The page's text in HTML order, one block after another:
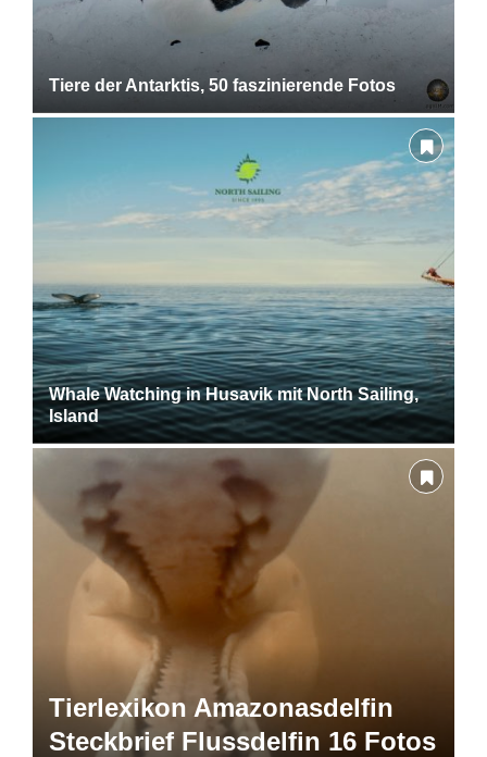
Tiere der Antarktis, 50 faszinierende Fotos
Whale Watching in Husavik mit North Sailing,
Island
Tierlexikon Amazonasdelfin
Steckbrief Flussdelfin 16 Fotos